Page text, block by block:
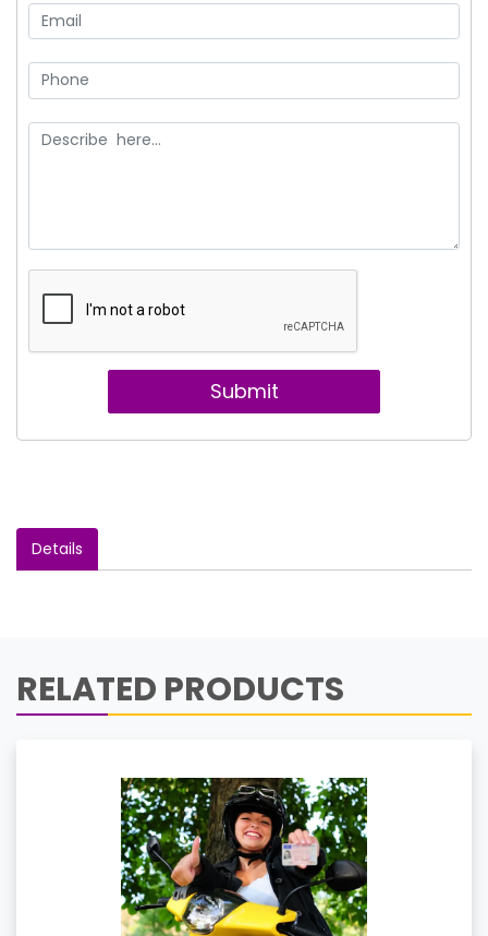
Submit
Details
RELATED PRODUCTS